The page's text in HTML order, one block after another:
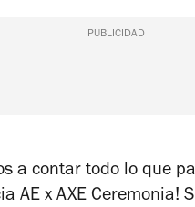
PUBLICIDAD
a contar todo lo que
AE x AXE Ceremonia!